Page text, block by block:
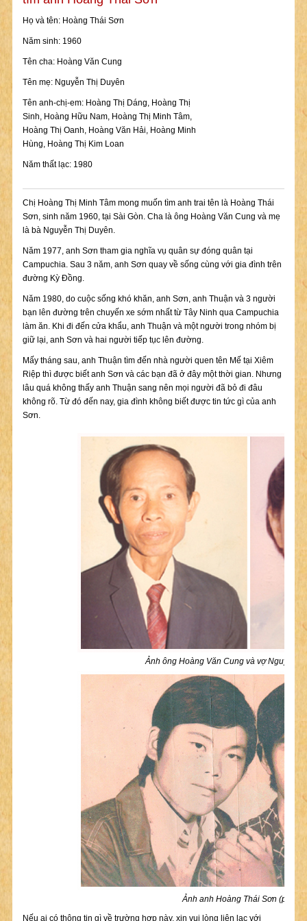
Họ và tên: Hoàng Thái Sơn
Năm sinh: 1960
Tên cha: Hoàng Văn Cung
Tên mẹ: Nguyễn Thị Duyên
Tên anh-chị-em: Hoàng Thị Dáng, Hoàng Thị
Sinh, Hoàng Hữu Nam, Hoàng Thị Minh Tâm,
Hoàng Thị Oanh, Hoàng Văn Hải, Hoàng Minh
Hùng, Hoàng Thị Kim Loan
Năm thất lạc: 1980
Chị Hoàng Thị Minh Tâm mong muốn tìm anh trai tên là Hoàng Thái
Sơn, sinh năm 1960, tại Sài Gòn. Cha là ông Hoàng Văn Cung và mẹ
là bà Nguyễn Thị Duyên.
Năm 1977, anh Sơn tham gia nghĩa vụ quân sự đóng quân tại
Campuchia. Sau 3 năm, anh Sơn quay về sống cùng với gia đình trên
đường Kỳ Đồng.
Năm 1980, do cuộc sống khó khăn, anh Sơn, anh Thuận và 3 người
bạn lên đường trên chuyến xe sớm nhất từ Tây Ninh qua Campuchia
làm ăn. Khi đi đến cửa khẩu, anh Thuận và một người trong nhóm bị
giữ lại, anh Sơn và hai người tiếp tục lên đường.
Mấy tháng sau, anh Thuận tìm đến nhà người quen tên Mế tại Xiêm
Riệp thì được biết anh Sơn và các bạn đã ở đây một thời gian. Nhưng
lâu quá không thấy anh Thuận sang nên mọi người đã bỏ đi đâu
không rõ. Từ đó đến nay, gia đình không biết được tin tức gì của anh
Sơn.
Ảnh ông Hoàng Văn Cung và vợ Nguyễn
Ảnh anh Hoàng Thái Sơn (phải)
Nếu ai có thông tin gì về trường hợp này, xin vui lòng liên lạc với